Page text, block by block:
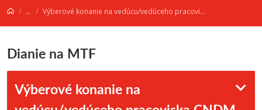
... Výberové konanie na vedúcu/vedúceho pracoviska CNDM a CJHŠ
Dianie na MTF
Výberové konanie na